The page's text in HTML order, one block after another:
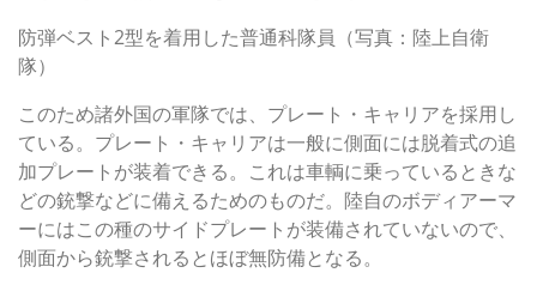
防弾ベスト2型を着用した普通科隊員（写真：陸上自衛
隊）
このため諸外国の軍隊では、プレート・キャリアを採用し
ている。プレート・キャリアは一般に側面には脱着式の追
加プレートが装着できる。これは車輌に乗っているときな
どの銃撃などに備えるためのものだ。陸自のボディアーマ
ーにはこの種のサイドプレートが装備されていないので、
側面から銃撃されるとほぼ無防備となる。